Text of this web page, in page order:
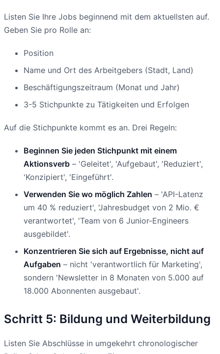
Listen Sie Ihre Jobs beginnend mit dem aktuellsten auf.
Geben Sie pro Rolle an:
Position
Name und Ort des Arbeitgebers (Stadt, Land)
Beschäftigungszeitraum (Monat und Jahr)
3-5 Stichpunkte zu Tätigkeiten und Erfolgen
Auf die Stichpunkte kommt es an. Drei Regeln:
Beginnen Sie jeden Stichpunkt mit einem
Aktionsverb – 'Geleitet', 'Aufgebaut', 'Reduziert',
'Konzipiert', 'Eingeführt'.
Verwenden Sie wo möglich Zahlen – 'API-Latenz
um 40 % reduziert', 'Jahresbudget von 2 Mio. €
verantwortet', 'Team von 6 Junior-Engineers
ausgebildet'.
Konzentrieren Sie sich auf Ergebnisse, nicht auf
Aufgaben – nicht 'verantwortlich für Marketing',
sondern 'Newsletter in 8 Monaten von 5.000 auf
18.000 Abonnenten ausgebaut'.
Schritt 5: Bildung und Weiterbildung
Listen Sie Abschlüsse in umgekehrt chronologischer